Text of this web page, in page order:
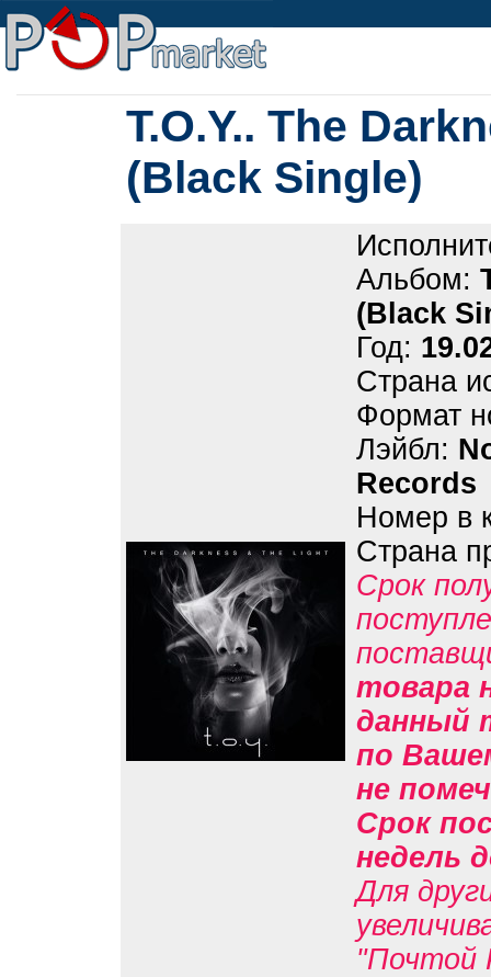
T.O.Y.. The
(Black Single)
Альбом:
(Black
Год:
Страна
Формат
Лэйбл:
Records
Номер в
Страна
Срок
товара
данный
по
не
Срок
недель
Для
"Почтой